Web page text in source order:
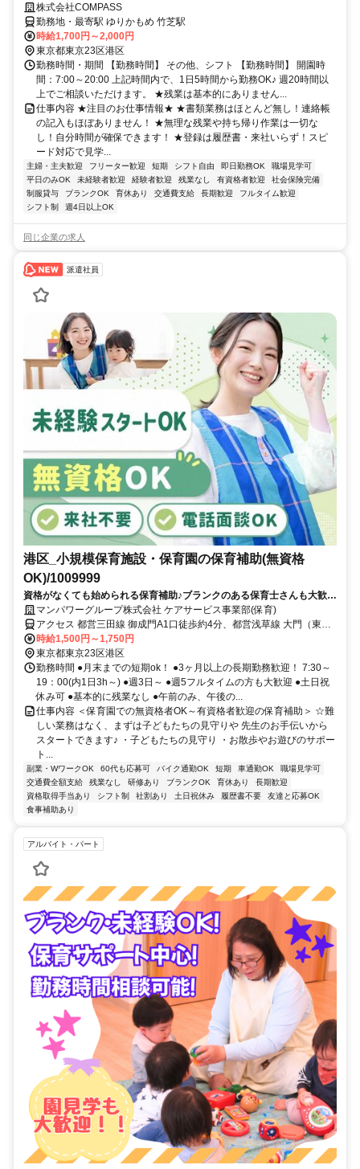
じっくり関われる環境★
株式会社COMPASS
勤務地・最寄駅 ゆりかもめ 竹芝駅
時給1,700円～2,000円
東京都東京23区港区
勤務時間・期間 【勤務時間】 その他、シフト 【勤務時間】 開園時
間：7:00～20:00 上記時間内で、1日5時間から勤務OK♪ 週20時間以
上でご相談いただけます。 ★残業は基本的にありません...
仕事内容 ★注目のお仕事情報★ ★書類業務はほとんど無し！連絡帳
の記入もほぼありません！ ★無理な残業や持ち帰り作業は一切な
し！自分時間が確保できます！ ★登録は履歴書・来社いらず！スピ
ード対応で見学...
主婦・主夫歓迎 フリーター歓迎 短期 シフト自由 即日勤務OK
職場見学可
平日のみOK
未経験者歓迎 経験者歓迎 残業なし 有資格者歓迎
社会保険完備
制服貸与
ブランクOK 育休あり 交通費支給 長期歓迎
フルタイム歓迎
シフト制
週4日以上OK
同じ企業の求人
派遣社員
港区_小規模保育施設・保育園の保育補助(無資格
OK)/1009999
資格がなくても始められる保育補助♪ブランクのある保育士さんも大歓
迎！日払いOK◎
マンパワーグループ株式会社 ケアサービス事業部(保育)
アクセス 都営三田線 御成門A1口徒歩約4分、都営浅草線 大門（東京
都）A5口徒歩約5分、都営大江戸線 大門（東京都）A5口徒歩約5分
車・バイク通勤OK（派遣先による）
時給1,500円～1,750円
東京都東京23区港区
勤務時間 ●月末までの短期ok！ ●3ヶ月以上の長期勤務歓迎！ 7:30～
19：00(内1日3h～) ●週3日～ ●週5フルタイムの方も大歓迎 ●土日祝
休み可 ●基本的に残業なし ●午前のみ、午後の...
仕事内容 ＜保育園での無資格者OK～有資格者歓迎の保育補助＞ ☆難
しい業務はなく、まずは子どもたちの見守りや 先生のお手伝いから
スタートできます♪ ・子どもたちの見守り ・お散歩やお遊びのサポー
ト...
副業・WワークOK 60代も応募可 バイク通勤OK 短期 車通勤OK
職場見学可
交通費全額支給
残業なし 研修あり ブランクOK 育休あり
長期歓迎
資格取得手当あり
シフト制 社割あり 土日祝休み 履歴書不要
友達と応募OK
食事補助あり
アルバイト・パート